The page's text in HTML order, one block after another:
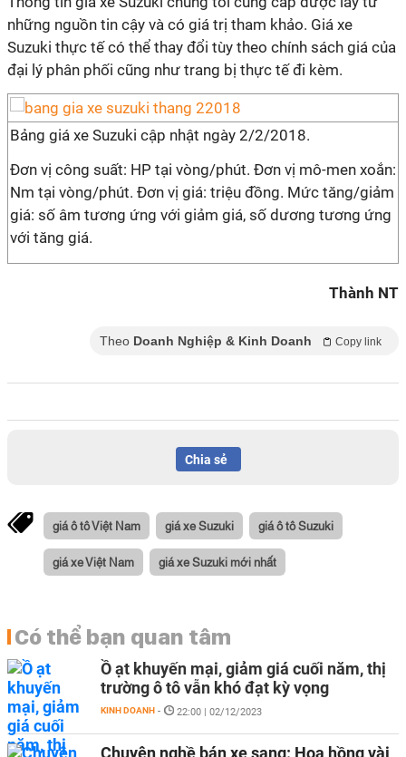
những nguồn tin cậy và có giá trị tham khảo. Giá xe
Suzuki thực tế có thể thay đổi tùy theo chính sách giá của
đại lý phân phối cũng như trang bị thực tế đi kèm.
Bảng giá xe Suzuki cập nhật ngày 2/2/2018.
Đơn vị công suất: HP tại vòng/phút. Đơn vị mô-men xoắn:
Nm tại vòng/phút. Đơn vị giá: triệu đồng. Mức tăng/giảm
giá: số âm tương ứng với giảm giá, số dương tương ứng
với tăng giá.
Thành NT
Theo Doanh Nghiệp & Kinh Doanh Copy link
Chia sẻ
giá ô tô Việt Nam giá xe Suzuki giá ô tô Suzuki
giá xe Việt Nam giá xe Suzuki mới nhất
Có thể bạn quan tâm
Ồ ạt khuyến mại, giảm giá cuối năm, thị
trường ô tô vẫn khó đạt kỳ vọng
KINH DOANH - 22:00 | 02/12/2023
Chuyện nghề bán xe sang: Hoa hồng vài